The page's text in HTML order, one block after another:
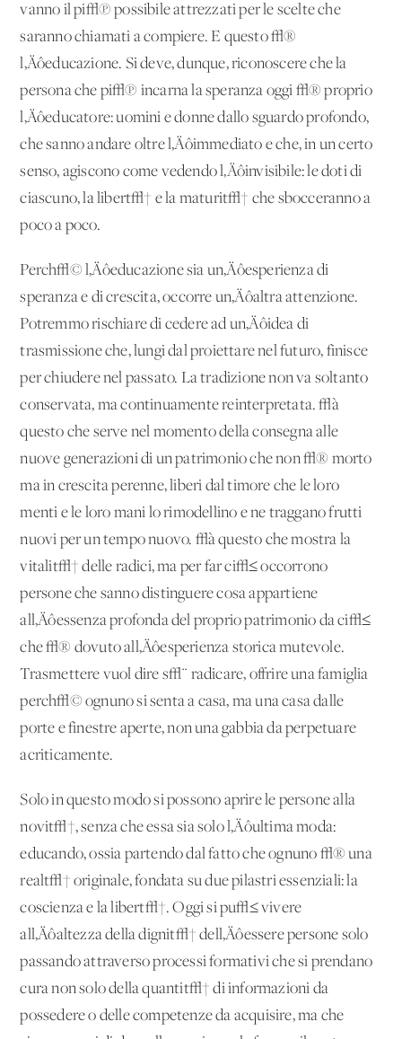
vanno il pi√π possibile attrezzati per le scelte che
saranno chiamati a compiere. E questo √®
l‚Äôeducazione. Si deve, dunque, riconoscere che la
persona che pi√π incarna la speranza oggi √® proprio
l‚Äôeducatore: uomini e donne dallo sguardo profondo,
che sanno andare oltre l‚Äôimmediato e che, in un certo
senso, agiscono come vedendo l‚Äôinvisibile: le doti di
ciascuno, la libert√† e la maturit√† che sbocceranno a
poco a poco.
Perch√© l‚Äôeducazione sia un‚Äôesperienza di
speranza e di crescita, occorre un‚Äôaltra attenzione.
Potremmo rischiare di cedere ad un‚Äôidea di
trasmissione che, lungi dal proiettare nel futuro, finisce
per chiudere nel passato. La tradizione non va soltanto
conservata, ma continuamente reinterpretata. √à
questo che serve nel momento della consegna alle
nuove generazioni di un patrimonio che non √® morto
ma in crescita perenne, liberi dal timore che le loro
menti e le loro mani lo rimodellino e ne traggano frutti
nuovi per un tempo nuovo. √à questo che mostra la
vitalit√† delle radici, ma per far ci√≤ occorrono
persone che sanno distinguere cosa appartiene
all‚Äôessenza profonda del proprio patrimonio da ci√≤
che √® dovuto all‚Äôesperienza storica mutevole.
Trasmettere vuol dire s√¨ radicare, offrire una famiglia
perch√© ognuno si senta a casa, ma una casa dalle
porte e finestre aperte, non una gabbia da perpetuare
acriticamente.
Solo in questo modo si possono aprire le persone alla
novit√†, senza che essa sia solo l‚Äôultima moda:
educando, ossia partendo dal fatto che ognuno √® una
realt√† originale, fondata su due pilastri essenziali: la
coscienza e la libert√†. Oggi si pu√≤ vivere
all‚Äôaltezza della dignit√† dell‚Äôessere persone solo
passando attraverso processi formativi che si prendano
cura non solo della quantit√† di informazioni da
possedere o delle competenze da acquisire, ma che